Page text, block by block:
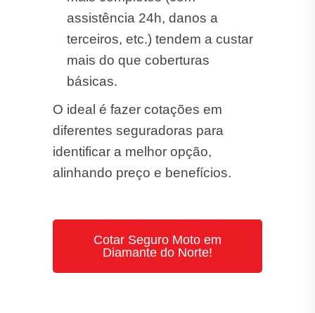
assistência 24h, danos a
terceiros, etc.) tendem a custar
mais do que coberturas
básicas.
O ideal é fazer cotações em
diferentes seguradoras para
identificar a melhor opção,
alinhando preço e benefícios.
Cotar Seguro Moto em
Diamante do Norte!